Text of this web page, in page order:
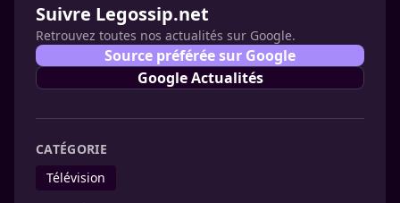
Suivre Legossip.net
Retrouvez toutes nos actualités sur Google.
Source préférée sur Google
Google Actualités
CATÉGORIE
Télévision